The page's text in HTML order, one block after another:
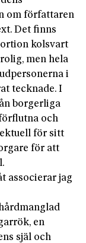
om författaren
Det finns
kolsvart
men hela
i
tecknade. I
borgerliga
och
för sitt
för att
associerar jag
en
själ och